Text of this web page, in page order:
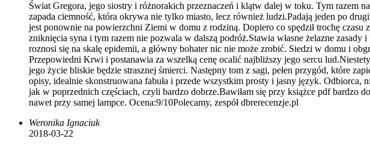
Świat Gregora, jego siostry i różnorakich przeznaczeń i klątw dalej w toku. Tym razem
zapada ciemność, która okrywa nie tylko miasto, lecz również ludzi.Padają jeden po
jest ponownie na powierzchni Ziemi w domu z rodziną. Dopiero co spędził trochę czasu
zniknięcia syna i tym razem nie pozwala w dalszą podróż.Stawia własne żelazne
roznosi się na skalę epidemii, a główny bohater nic nie może zrobić. Siedzi w domu i
Przepowiedni Krwi i postanawia za wszelką cenę ocalić najbliższy jego sercu
jego życie bliskie będzie strasznej śmierci. Następny tom z sagi, pełen przygód, które
opisy, idealnie skonstruowana fabuła i przede wszystkim prosty i jasny język. Odbiorca,
jak w poprzednich częściach, czyli bardzo dobrze.Bawiłam się przy książce pdf bardzo
nawet przy samej lampce. Ocena:9/10Polecamy, zespół dbrerecenzje.pl
Weronika Ignaciuk
2018-03-22